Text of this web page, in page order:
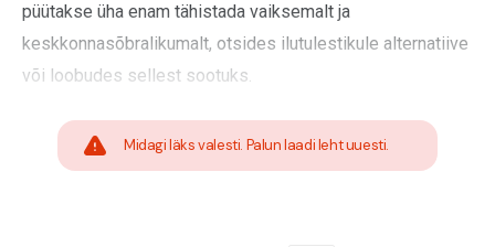
püütakse üha enam tähistada vaiksemalt ja
keskkonnasõbralikumalt, otsides ilutulestikule alternatiive
või loobudes sellest sootuks.
Midagi läks valesti. Palun laadi leht uuesti.